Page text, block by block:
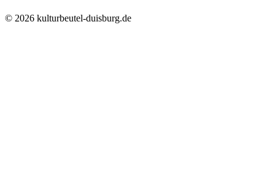
© 2026 kulturbeutel-duisburg.de